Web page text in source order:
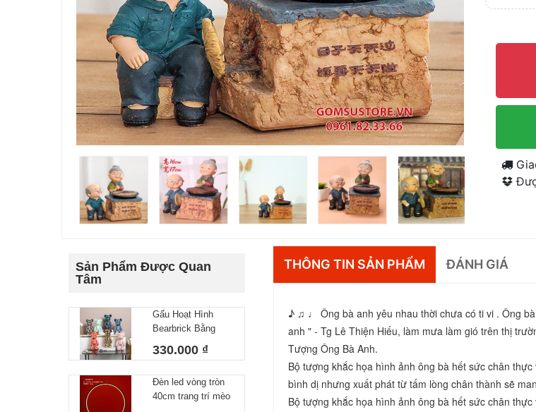
Sản Phẩm Được Quan
Tâm
Gấu Hoạt Hình
Bearbrick Bằng
Gốm Trang Trí Nhà
Cửa 28x14cm
330.000 ₫
Đèn led vòng tròn
40cm trang trí mèo
THÔNG TIN SẢN PHẨM ĐÁNH GIÁ
♪ ♫ ♩ Ông bà anh yêu nhau thời chưa có ti vi . Ông
anh " - Tg Lê Thiện Hiếu, làm mưa làm gió trên thị
Tượng Ông Bà Anh.
Bộ tượng khắc họa hình ảnh ông bà hết sức chân
bình dị nhưng xuất phát từ tấm lòng chân thành sẽ
Bộ tượng khắc họa hình ảnh ông bà hết sức chân